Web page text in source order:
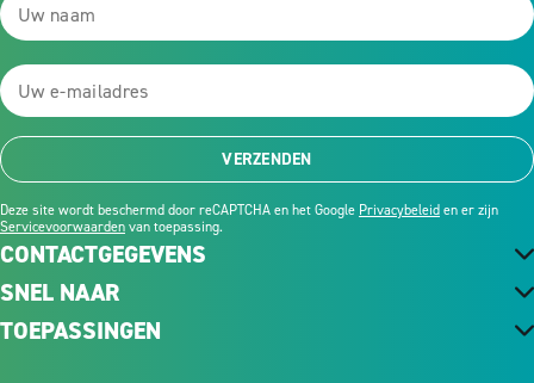
CONTACTGEGEVENS
VERZENDEN
Deze site wordt beschermd door reCAPTCHA en het Google Privacybeleiden er zijn
Servicevoorwaardenvan toepassing.
SNEL NAAR
TOEPASSINGEN